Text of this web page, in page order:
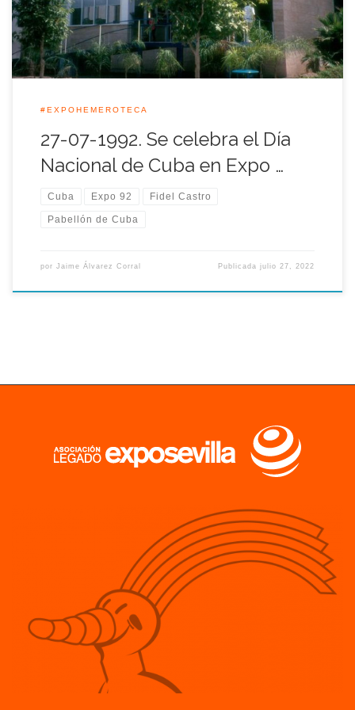
por su similitud. El […]
#EXPOHEMEROTECA
27-07-1992. Se celebra el Día
Nacional de Cuba en Expo …
Cuba Expo 92 Fidel Castro
Pabellón de Cuba
por Jaime Álvarez Corral Publicadajulio 27, 2022